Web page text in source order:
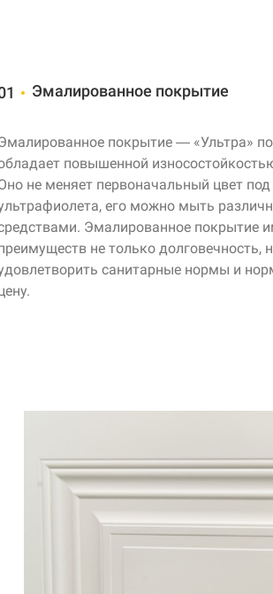
Эмалированное покрытие
покрытие — «Ультра»
повышенной
не меняет первоначальный цвет
его можно мыть
Эмалированное покрытие
не только долговечность,
санитарные нормы и